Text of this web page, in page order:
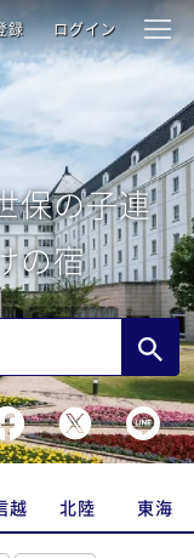
録 ログイン
保の子連
の宿
越 北陸 東海